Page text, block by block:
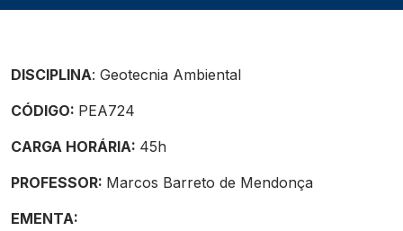
DISCIPLINA: Geotecnia Ambiental
CÓDIGO: PEA724
CARGA HORÁRIA: 45h
PROFESSOR: Marcos Barreto de Mendonça
EMENTA: